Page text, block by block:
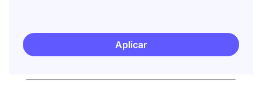
Aplicar